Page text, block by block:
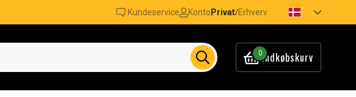
Kundeservice Konto Privat/Erhverv
0Indkøbskurv